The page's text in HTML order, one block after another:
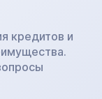
кредитов и